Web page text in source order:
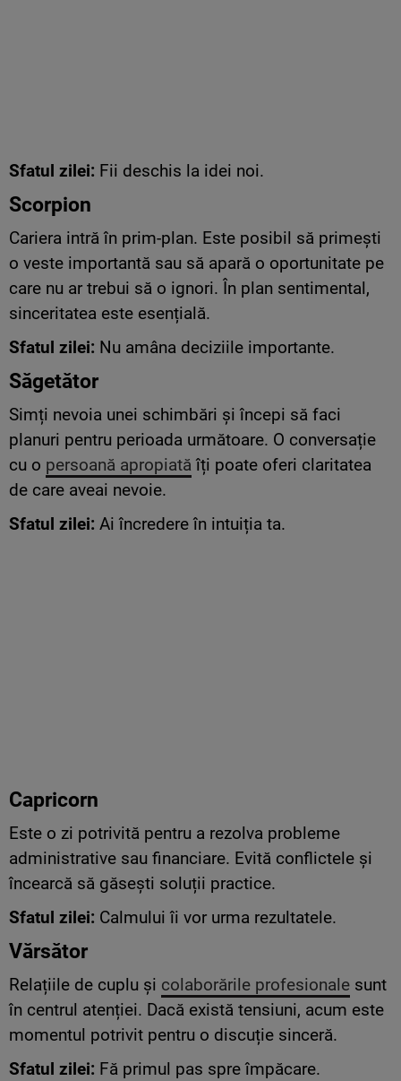
Sfatul zilei: Fii deschis la idei noi.
Scorpion
Cariera intră în prim-plan. Este posibil să primești
o veste importantă sau să apară o oportunitate pe
care nu ar trebui să o ignori. În plan sentimental,
sinceritatea este esențială.
Sfatul zilei: Nu amâna deciziile importante.
Săgetător
Simți nevoia unei schimbări și începi să faci
planuri pentru perioada următoare. O conversație
cu o persoană apropiată îți poate oferi claritatea
de care aveai nevoie.
Sfatul zilei: Ai încredere în intuiția ta.
Capricorn
Este o zi potrivită pentru a rezolva probleme
administrative sau financiare. Evită conflictele și
încearcă să găsești soluții practice.
Sfatul zilei: Calmului îi vor urma rezultatele.
Vărsător
Relațiile de cuplu și colaborările profesionale sunt
în centrul atenției. Dacă există tensiuni, acum este
momentul potrivit pentru o discuție sinceră.
Sfatul zilei: Fă primul pas spre împăcare.